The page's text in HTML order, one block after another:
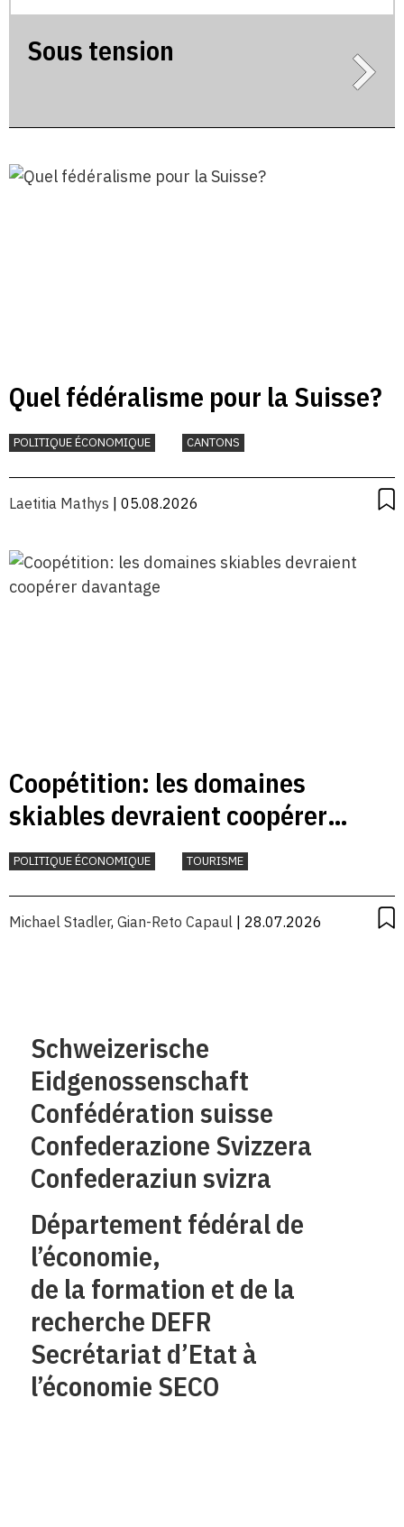
Sous tension
Quel fédéralisme pour la Suisse?
POLITIQUE ÉCONOMIQUE CANTONS
Laetitia Mathys | 05.08.2026
Coopétition: les domaines
skiables devraient coopérer
davantage
POLITIQUE ÉCONOMIQUE TOURISME
Michael Stadler, Gian-Reto Capaul | 28.07.2026
Schweizerische
Eidgenossenschaft
Confédération suisse
Confederazione Svizzera
Confederaziun svizra
Département fédéral de
l’économie,
de la formation et de la
recherche DEFR
Secrétariat d’Etat à
l’économie SECO